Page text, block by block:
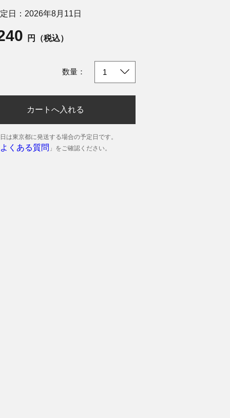
日：2026年8月11日
円（税込）
数量：
カートへ入れる
は東京都に発送する場合の予定日です。
よくある質問 」をご確認ください。